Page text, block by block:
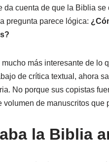
da cuenta de que la Biblia
pregunta parece lógica:
más interesante de lo
de crítica textual, ahora
No porque sus copistas
de manuscritos
la Biblia